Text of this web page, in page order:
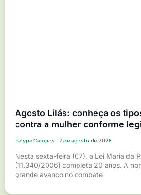
Agosto Lilás: conheça os
contra a mulher conforme
Felype Campos 7 de agosto de 2026
Nesta sexta-feira (07), a Lei Maria da
(11.340/2006) completa 20 anos. A
grande avanço no combate